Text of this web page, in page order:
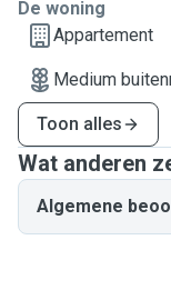
De woning
Appartement
Medium
Toon alles
Wat anderen
Algemene